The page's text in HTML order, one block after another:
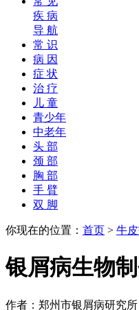
疾 病
导 航
常 识
病 因
症 状
治 疗
儿 童
青少年
中老年
头 部
颈 部
胸 部
手 臂
双 脚
你现在的位置： 首页 > 牛
银屑病生物
作者：郑州市银屑病研究